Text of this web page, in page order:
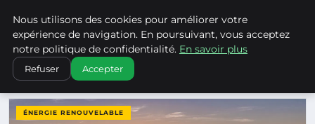
Climatechangenebraska -
CLIMATECHANGENEBRASKA
DERNIERS ARTICLES
ÉNERGIE RENOUVELABLE
Nous utilisons des cookies pour améliorer votre
expérience de navigation. En poursuivant, vous acceptez
notre politique de confidentialité. En savoir plus
Refuser Accepter